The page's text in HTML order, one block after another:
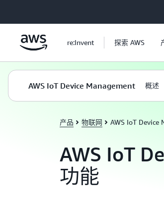
re:Invent 探索 AWS
AWS IoT Device Management 概述
产品 物联网 AWS IoT Device
AWS IoT
功能